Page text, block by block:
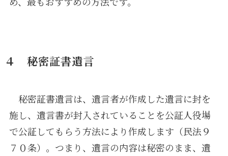
４ 秘密証書遺言
秘密証書遺言は、遺言者が作成した遺言に封を
施し、遺言書が封入されていることを公証人役場
で公証してもらう方法により作成します（民法９
７０条）。つまり、遺言の内容は秘密のまま、遺